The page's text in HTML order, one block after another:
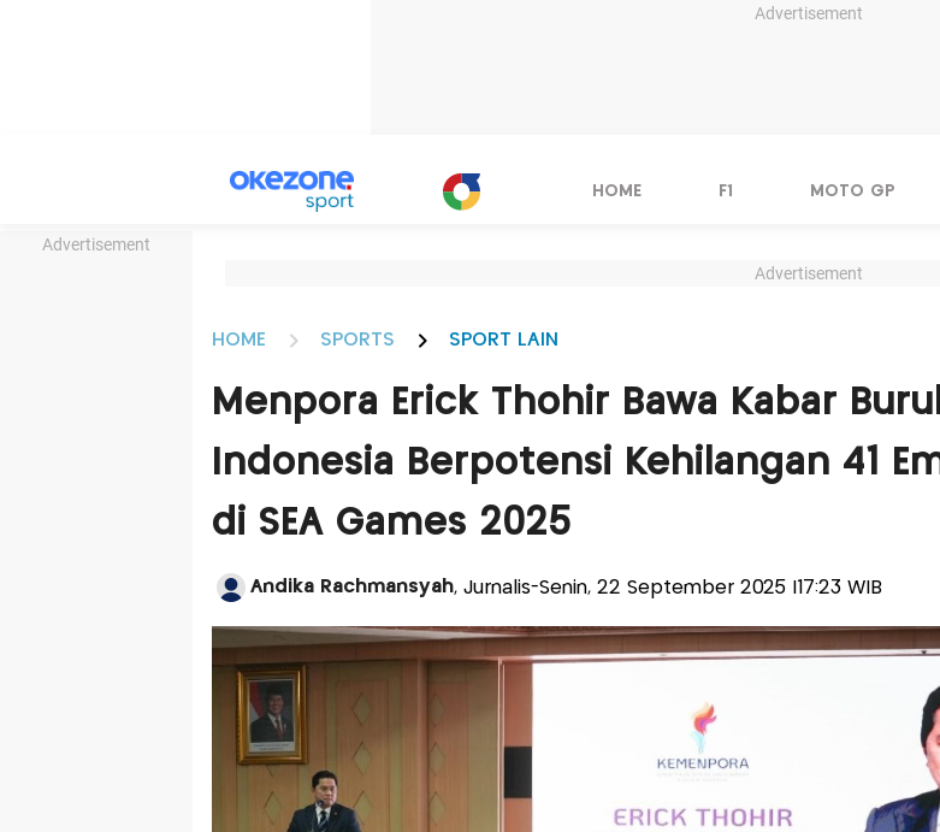
Advertisement
Advertisement
HOME F1 MOTO GP
Advertisement
HOME SPORTS SPORT LAIN
Menpora Erick Thohir Bawa Kabar
Indonesia Berpotensi Kehilangan 41
di SEA Games 2025
Andika Rachmansyah, Jurnalis-Senin, 22 September 2025 |17:23 WIB